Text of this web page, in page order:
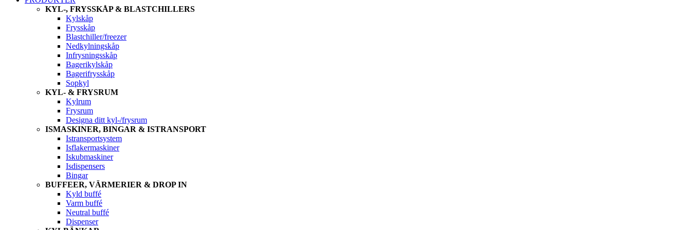
KYL-, FRYSSKÅP & BLASTCHILLERS
Kylskåp
Frysskåp
Blastchiller/freezer
Nedkylningskåp
Infrysningsskåp
Bagerikylskåp
Bagerifrysskåp
Sopkyl
KYL- & FRYSRUM
Kylrum
Frysrum
Designa ditt kyl-/frysrum
ISMASKINER, BINGAR & ISTRANSPORT
Istransportsystem
Isflakermaskiner
Iskubmaskiner
Isdispensers
Bingar
BUFFEER, VÄRMERIER & DROP IN
Kyld buffé
Varm buffé
Neutral buffé
Dispenser